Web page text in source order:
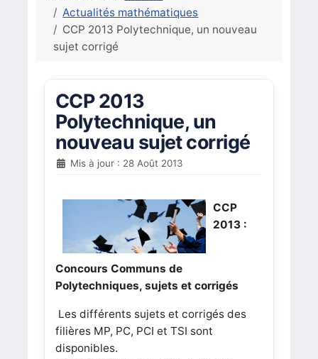
Actualités mathématiques
CCP 2013 Polytechnique, un nouveau
sujet corrigé
CCP 2013
Polytechnique, un
nouveau sujet corrigé
Mis à jour : 28 Août 2013
CCP
2013 :
Concours Communs de
Polytechniques, sujets et corrigés
Les différents sujets et corrigés des
filières MP, PC, PCI et TSI sont
disponibles.